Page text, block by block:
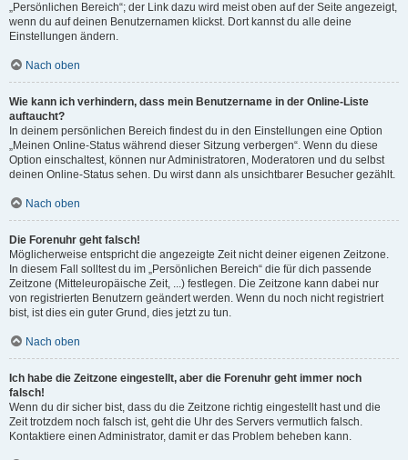
„Persönlichen Bereich“; der Link dazu wird meist oben auf der Seite angezeigt,
wenn du auf deinen Benutzernamen klickst. Dort kannst du alle deine
Einstellungen ändern.
Nach oben
Wie kann ich verhindern, dass mein Benutzername in der Online-Liste
auftaucht?
In deinem persönlichen Bereich findest du in den Einstellungen eine Option
„Meinen Online-Status während dieser Sitzung verbergen“. Wenn du diese
Option einschaltest, können nur Administratoren, Moderatoren und du selbst
deinen Online-Status sehen. Du wirst dann als unsichtbarer Besucher gezählt.
Nach oben
Die Forenuhr geht falsch!
Möglicherweise entspricht die angezeigte Zeit nicht deiner eigenen Zeitzone.
In diesem Fall solltest du im „Persönlichen Bereich“ die für dich passende
Zeitzone (Mitteleuropäische Zeit, ...) festlegen. Die Zeitzone kann dabei nur
von registrierten Benutzern geändert werden. Wenn du noch nicht registriert
bist, ist dies ein guter Grund, dies jetzt zu tun.
Nach oben
Ich habe die Zeitzone eingestellt, aber die Forenuhr geht immer noch
falsch!
Wenn du dir sicher bist, dass du die Zeitzone richtig eingestellt hast und die
Zeit trotzdem noch falsch ist, geht die Uhr des Servers vermutlich falsch.
Kontaktiere einen Administrator, damit er das Problem beheben kann.